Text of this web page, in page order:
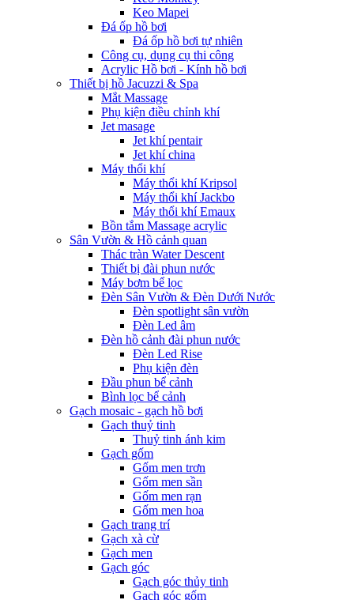
Keo Mapei
Đá ốp hồ bơi
Đá ốp hồ bơi tự nhiên
Công cụ, dụng cụ thi công
Acrylic Hồ bơi - Kính hồ bơi
Thiết bị hồ Jacuzzi & Spa
Mắt Massage
Phụ kiện điều chỉnh khí
Jet masage
Jet khí pentair
Jet khí china
Máy thổi khí
Máy thổi khí Kripsol
Máy thổi khí Jackbo
Máy thổi khí Emaux
Bồn tắm Massage acrylic
Sân Vườn & Hồ cảnh quan
Thác tràn Water Descent
Thiết bị đài phun nước
Máy bơm bể lọc
Đèn Sân Vườn & Đèn Dưới Nước
Đèn spotlight sân vườn
Đèn Led âm
Đèn hồ cảnh đài phun nước
Đèn Led Rise
Phụ kiện đèn
Đầu phun bể cảnh
Bình lọc bể cảnh
Gạch mosaic - gạch hồ bơi
Gạch thuỷ tinh
Thuỷ tinh ánh kim
Gạch gốm
Gốm men trơn
Gốm men sần
Gốm men rạn
Gốm men hoa
Gạch trang trí
Gạch xà cừ
Gạch men
Gạch góc
Gạch góc thủy tinh
Gạch góc gốm